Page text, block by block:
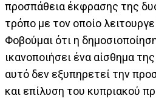
προσπάθεια έκφρασης της
τρόπο με τον οποίο
Φοβούμαι ότι η
ικανοποιήσει ένα αίσθημα
αυτό δεν εξυπηρετεί την
και επίλυση του κυπριακού